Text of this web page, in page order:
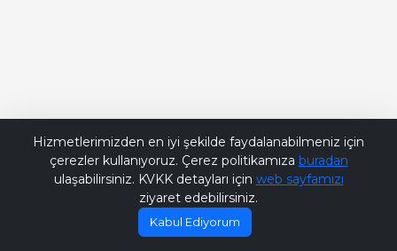
Hizmetlerimizden en iyi şekilde faydalanabilmeniz için
çerezler kullanıyoruz. Çerez politikamıza buradan
ulaşabilirsiniz. KVKK detayları için web sayfamızı
ziyaret edebilirsiniz.
Kabul Ediyorum
Bana Soru Sor | Ask Me